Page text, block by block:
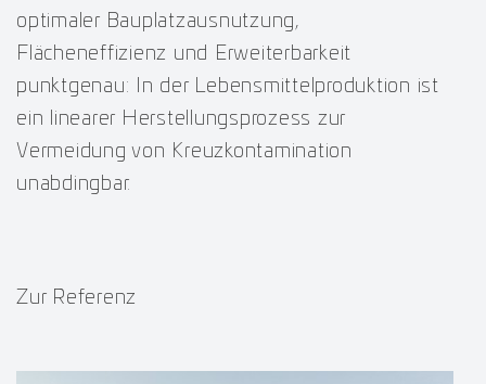
optimaler Bauplatzausnutzung,
Flächeneffizienz und Erweiterbarkeit
punktgenau: In der Lebensmittelproduktion ist
ein linearer Herstellungsprozess zur
Vermeidung von Kreuzkontamination
unabdingbar.
Zur Referenz